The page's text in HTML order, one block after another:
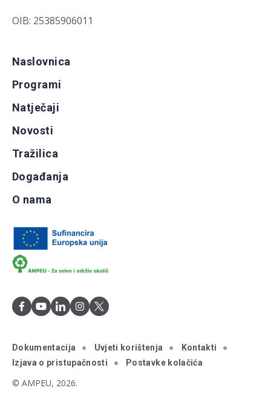
OIB: 25385906011
Naslovnica
Programi
Natječaji
Novosti
Tražilica
Događanja
O nama
Dokumentacija Uvjeti korištenja
Kontakti
Izjava o pristupačnosti
Postavke kolačića
© AMPEU, 2026.